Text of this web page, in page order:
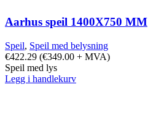
Aarhus speil 1400X750 MM
Speil, Speil med belysning
€422.29 (€349.00 + MVA)
Speil med lys
Legg i handlekurv